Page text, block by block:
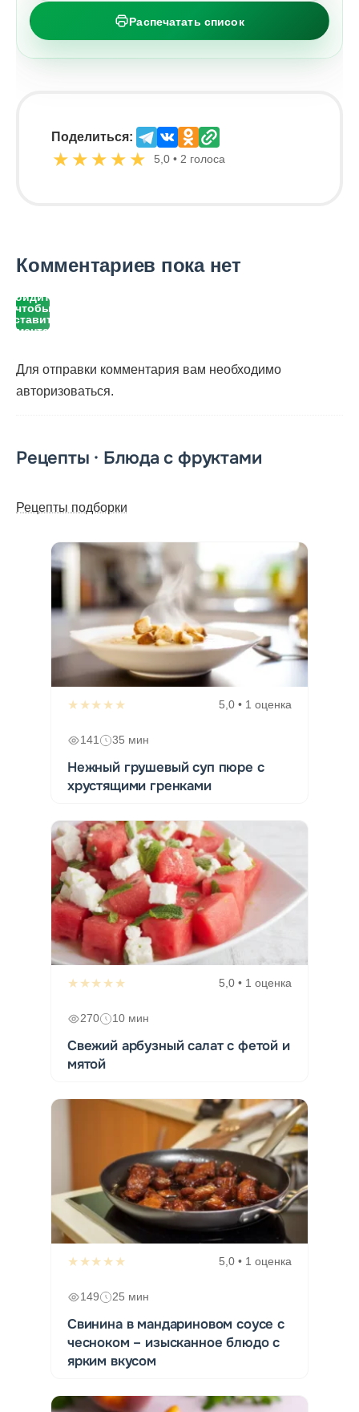
Распечатать список
Поделиться:
★ ★ ★ ★ ★ 5,0 • 2 голоса
Комментариев пока нет
Войдите,
чтобы
оставить
Для отправки комментария вам необходимо
авторизоваться.
Рецепты · Блюда с фруктами
Рецепты подборки
★★★★★ 5,0 • 1 оценка
141 35 мин
Нежный грушевый суп пюре с
хрустящими гренками
★★★★★ 5,0 • 1 оценка
270 10 мин
Свежий арбузный салат с фетой и
мятой
★★★★★ 5,0 • 1 оценка
149 25 мин
Свинина в мандариновом соусе с
чесноком – изысканное блюдо с
ярким вкусом